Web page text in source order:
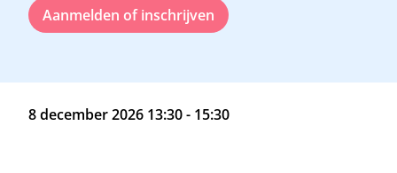
Aanmelden of inschrijven
8 december 2026 13:30 - 15:30